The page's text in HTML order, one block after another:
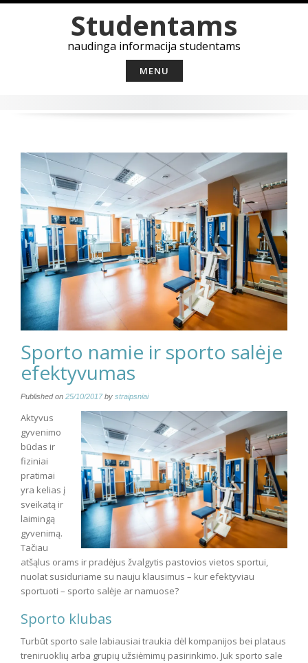
Studentams
naudinga informacija studentams
MENU
Sporto namie ir sporto salėje
efektyvumas
Published on 25/10/2017by straipsniai
Aktyvus
gyvenimo
būdas ir
fiziniai
pratimai
yra kelias į
sveikatą ir
laimingą
gyvenimą.
Tačiau
atšąlus orams ir pradėjus žvalgytis pastovios vietos sportui,
nuolat susiduriame su nauju klausimus – kur efektyviau
sportuoti – sporto salėje ar namuose?
Sporto klubas
Turbūt sporto sale labiausiai traukia dėl kompanijos bei plataus
treniruoklių arba grupių užsiėmimų pasirinkimo. Juk sporto sale